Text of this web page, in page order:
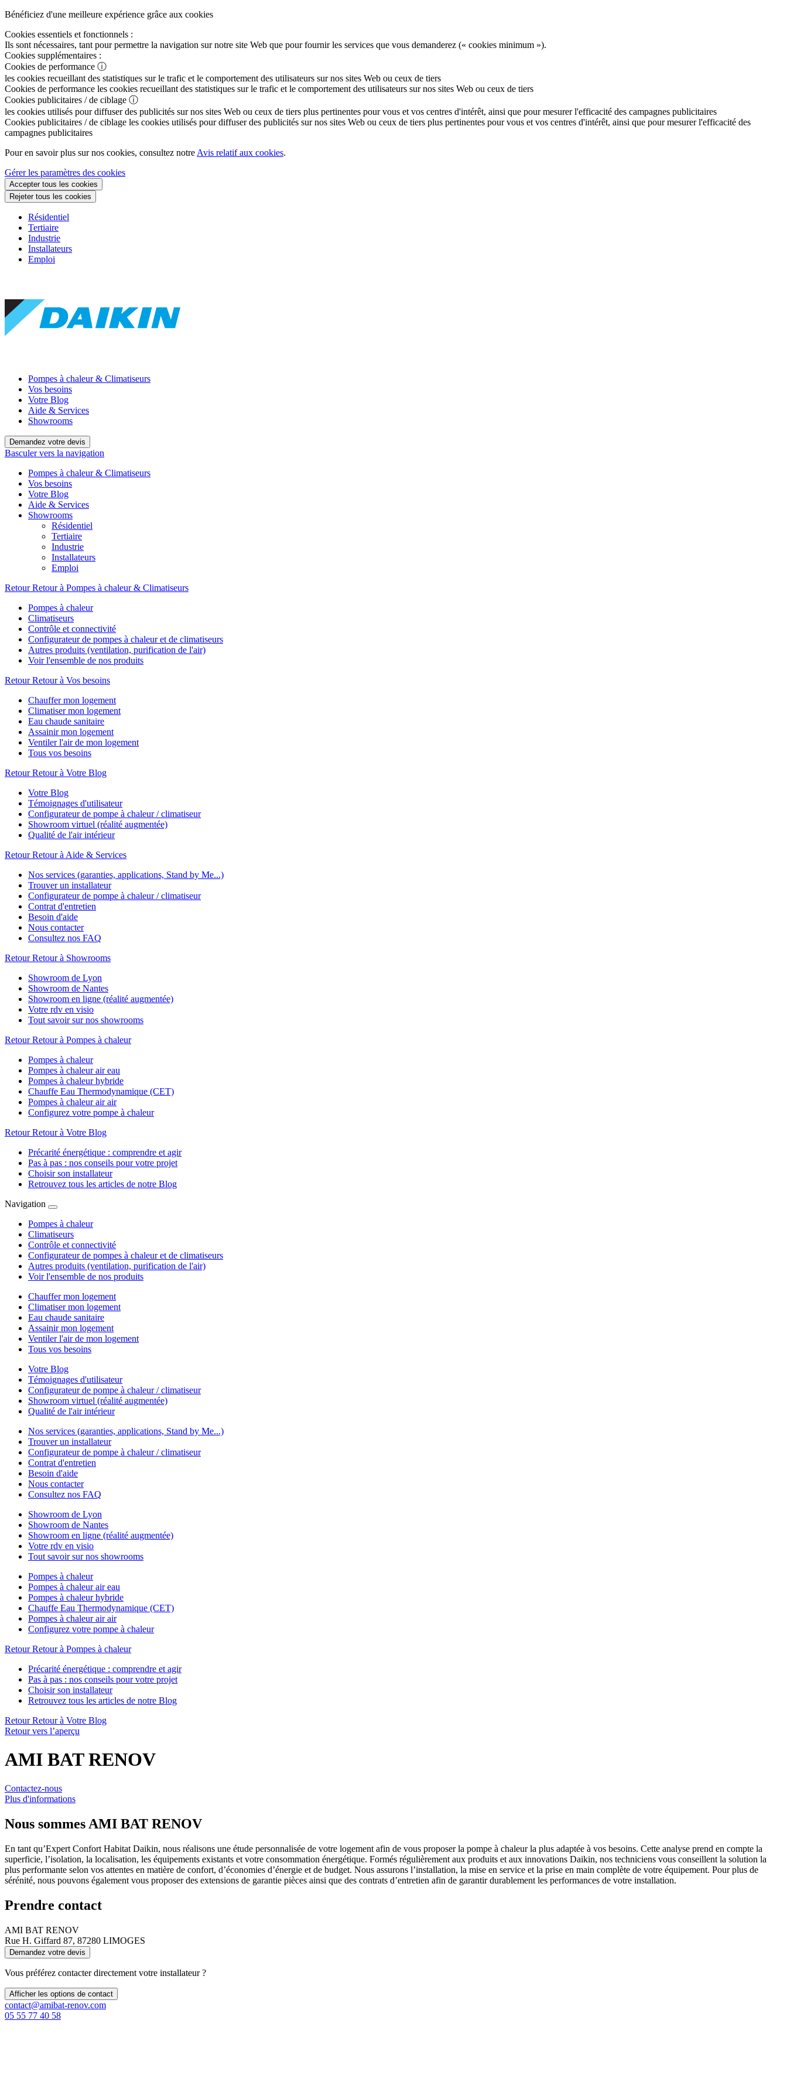
Bénéficiez d'une meilleure expérience grâce aux cookies
Cookies essentiels et fonctionnels :
Ils sont nécessaires, tant pour permettre la navigation sur notre site Web que pour fournir les services que vous demanderez (« cookies minimum »).
Cookies supplémentaires :
Cookies de performance ⓘ
les cookies recueillant des statistiques sur le trafic et le comportement des utilisateurs sur nos sites Web ou ceux de tiers
Cookies de performance les cookies recueillant des statistiques sur le trafic et le comportement des utilisateurs sur nos sites Web ou ceux de tiers
Cookies publicitaires / de ciblage ⓘ
les cookies utilisés pour diffuser des publicités sur nos sites Web ou ceux de tiers plus pertinentes pour vous et vos centres d'intérêt, ainsi que pour mesurer l'efficacité des campagnes publicitaires
Cookies publicitaires / de ciblage les cookies utilisés pour diffuser des publicités sur nos sites Web ou ceux de tiers plus pertinentes pour vous et vos centres d'intérêt, ainsi que pour mesurer l'efficacité des
campagnes publicitaires
Pour en savoir plus sur nos cookies, consultez notre Avis relatif aux cookies.
Gérer les paramètres des cookies
Accepter tous les cookies
Rejeter tous les cookies
Résidentiel
Tertiaire
Industrie
Installateurs
Emploi
Pompes à chaleur & Climatiseurs
Vos besoins
Votre Blog
Aide & Services
Showrooms
Demandez votre devis
Basculer vers la navigation
Pompes à chaleur & Climatiseurs
Vos besoins
Votre Blog
Aide & Services
Showrooms
Résidentiel
Tertiaire
Industrie
Installateurs
Emploi
Retour Retour à Pompes à chaleur & Climatiseurs
Pompes à chaleur
Climatiseurs
Contrôle et connectivité
Configurateur de pompes à chaleur et de climatiseurs
Autres produits (ventilation, purification de l'air)
Voir l'ensemble de nos produits
Retour Retour à Vos besoins
Chauffer mon logement
Climatiser mon logement
Eau chaude sanitaire
Assainir mon logement
Ventiler l'air de mon logement
Tous vos besoins
Retour Retour à Votre Blog
Votre Blog
Témoignages d'utilisateur
Configurateur de pompe à chaleur / climatiseur
Showroom virtuel (réalité augmentée)
Qualité de l'air intérieur
Retour Retour à Aide & Services
Nos services (garanties, applications, Stand by Me...)
Trouver un installateur
Configurateur de pompe à chaleur / climatiseur
Contrat d'entretien
Besoin d'aide
Nous contacter
Consultez nos FAQ
Retour Retour à Showrooms
Showroom de Lyon
Showroom de Nantes
Showroom en ligne (réalité augmentée)
Votre rdv en visio
Tout savoir sur nos showrooms
Retour Retour à Pompes à chaleur
Pompes à chaleur
Pompes à chaleur air eau
Pompes à chaleur hybride
Chauffe Eau Thermodynamique (CET)
Pompes à chaleur air air
Configurez votre pompe à chaleur
Retour Retour à Votre Blog
Précarité énergétique : comprendre et agir
Pas à pas : nos conseils pour votre projet
Choisir son installateur
Retrouvez tous les articles de notre Blog
Navigation
Pompes à chaleur
Climatiseurs
Contrôle et connectivité
Configurateur de pompes à chaleur et de climatiseurs
Autres produits (ventilation, purification de l'air)
Voir l'ensemble de nos produits
Chauffer mon logement
Climatiser mon logement
Eau chaude sanitaire
Assainir mon logement
Ventiler l'air de mon logement
Tous vos besoins
Votre Blog
Témoignages d'utilisateur
Configurateur de pompe à chaleur / climatiseur
Showroom virtuel (réalité augmentée)
Qualité de l'air intérieur
Nos services (garanties, applications, Stand by Me...)
Trouver un installateur
Configurateur de pompe à chaleur / climatiseur
Contrat d'entretien
Besoin d'aide
Nous contacter
Consultez nos FAQ
Showroom de Lyon
Showroom de Nantes
Showroom en ligne (réalité augmentée)
Votre rdv en visio
Tout savoir sur nos showrooms
Pompes à chaleur
Pompes à chaleur air eau
Pompes à chaleur hybride
Chauffe Eau Thermodynamique (CET)
Pompes à chaleur air air
Configurez votre pompe à chaleur
Retour Retour à Pompes à chaleur
Précarité énergétique : comprendre et agir
Pas à pas : nos conseils pour votre projet
Choisir son installateur
Retrouvez tous les articles de notre Blog
Retour Retour à Votre Blog
Retour vers l’aperçu
AMI BAT RENOV
Contactez-nous
Plus d'informations
Nous sommes AMI BAT RENOV
En tant qu’Expert Confort Habitat Daikin, nous réalisons une étude personnalisée de votre logement afin de vous proposer la pompe à chaleur la plus adaptée à vos besoins. Cette analyse prend en compte la
superficie, l’isolation, la localisation, les équipements existants et votre consommation énergétique. Formés régulièrement aux produits et aux innovations Daikin, nos techniciens vous conseillent la solution la
plus performante selon vos attentes en matière de confort, d’économies d’énergie et de budget. Nous assurons l’installation, la mise en service et la prise en main complète de votre équipement. Pour plus de
sérénité, nous pouvons également vous proposer des extensions de garantie pièces ainsi que des contrats d’entretien afin de garantir durablement les performances de votre installation.
Prendre contact
AMI BAT RENOV
Rue H. Giffard 87, 87280 LIMOGES
Demandez votre devis
Vous préférez contacter directement votre installateur ?
Afficher les options de contact
contact@amibat-renov.com
05 55 77 40 58